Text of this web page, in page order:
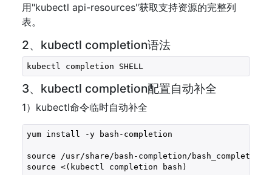
用"kubectl api-resources"获取支持资源的完整列
表。
2、kubectl completion语法
3、kubectl completion配置自动补全
1）kubectl命令临时自动补全
yum install -y bash-completion
source /usr/share/bash-completion/bash_completion
source <(kubectl completion bash)